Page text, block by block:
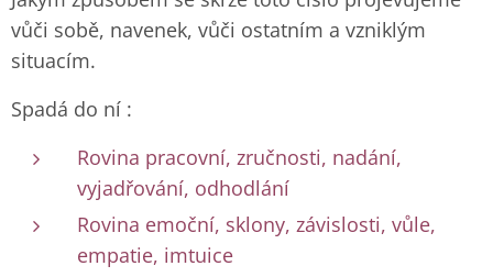
vůči sobě, navenek, vůči ostatním a vzniklým
situacím.
Spadá do ní :
Rovina pracovní, zručnosti, nadání,
vyjadřování, odhodlání
Rovina emoční, sklony, závislosti, vůle,
empatie, imtuice